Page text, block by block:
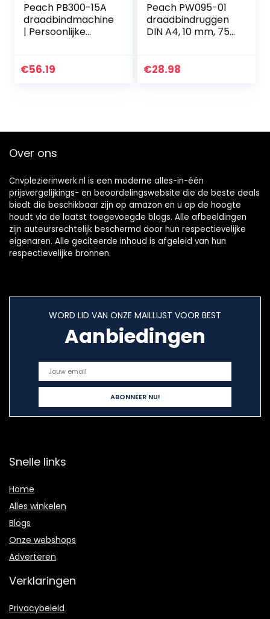
Peach PB300-15A
draadbindmachine
| Persoonlijke
Bindt 60 zijden
€56.19
Peach PW095-01
draadbindruggen
DIN A4, 10 mm, 75
€28.98
Over ons
Cnvplezierinwerk.nl is een moderne alles-in-één
prijsvergelijkings- en beoordelingswebsite die de beste deals
biedt die beschikbaar zijn op amazon en u op de hoogte
houdt via de laatst toegevoegde blogs. Alle afbeeldingen
zijn auteursrechtelijk beschermd door hun respectievelijke
eigenaren. Alle geciteerde inhoud is afgeleid van hun
respectievelijke bronnen.
WORD LID VAN ONZE MAILLIJST VOOR BEST
Aanbiedingen
Snelle links
Home
Alles winkelen
Blogs
Onze webshops
Adverteren
Verklaringen
Privacybeleid